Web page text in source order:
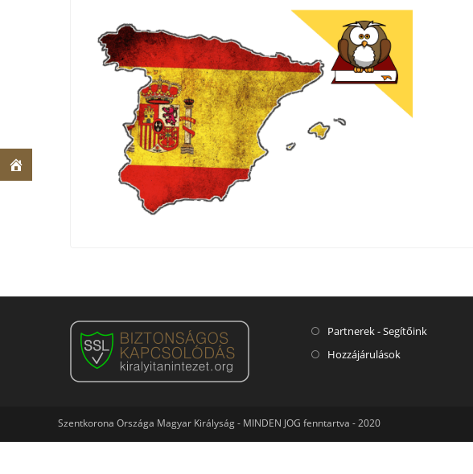
Partnerek - Segítőink
Hozzájárulások
Szentkorona Országa Magyar Királyság - MINDEN JOG fenntartva - 2020